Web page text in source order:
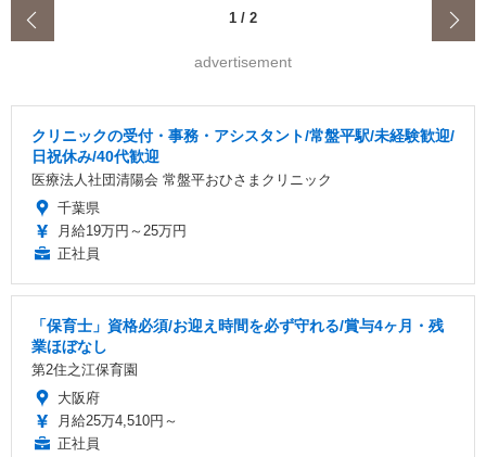
1 / 2
advertisement
クリニックの受付・事務・アシスタント/常盤平駅/未経験歓迎/
日祝休み/40代歓迎
医療法人社団清陽会 常盤平おひさまクリニック
千葉県
月給19万円～25万円
正社員
「保育士」資格必須/お迎え時間を必ず守れる/賞与4ヶ月・残
業ほぼなし
第2住之江保育園
大阪府
月給25万4,510円～
正社員